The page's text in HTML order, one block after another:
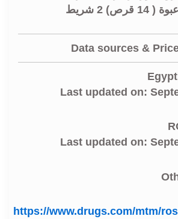
14 قرص) 2 شريط
Data sources &
Last updated on:
Last updated on:
https://www.drugs.com/mtm/